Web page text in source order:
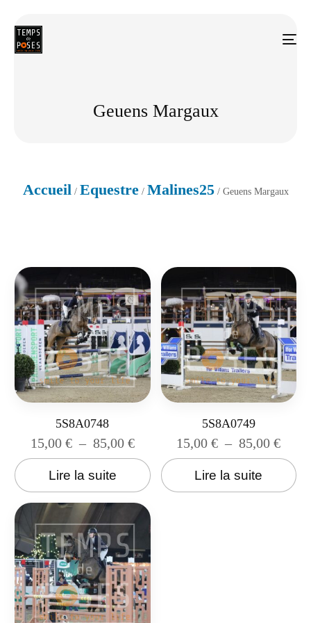
Geuens Margaux
Accueil / Equestre/ Malines25/ Geuens Margaux
5S8A0748
15,00 € – 85,00 €
Lire la suite
5S8A0749
15,00€ – 85,00€
Lire la suite